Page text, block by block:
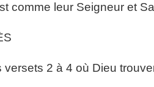
comme leur Seigneur et
2 à 4 où Dieu